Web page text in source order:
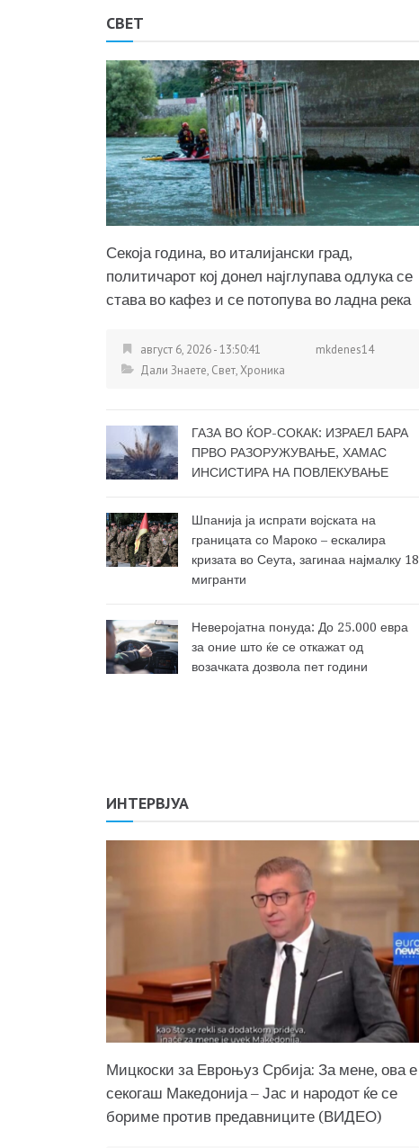
СВЕТ
Секоја година, во италијански град,
политичарот кој донел најглупава одлука се
става во кафез и се потопува во ладна река
август 6, 2026 - 13:50:41
mkdenes14
Дали Знаете, Свет,Хроника
ГАЗА ВО ЌОР-СОКАК: ИЗРАЕЛ БАРА
ПРВО РАЗОРУЖУВАЊЕ, ХАМАС
ИНСИСТИРА НА ПОВЛЕКУВАЊЕ
Шпанија ја испрати војската на
границата со Мароко – ескалира
кризата во Сеута, загинаа најмалку 18
мигранти
Неверојатна понуда: До 25.000 евра
за оние што ќе се откажат од
возачката дозвола пет години
ИНТЕРВЈУА
Мицкоски за Евроњуз Србија: За мене, ова е
секогаш Македонија – Јас и народот ќе се
бориме против предавниците (ВИДЕО)